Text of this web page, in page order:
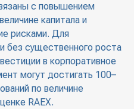
с повышением
капитала и
рисками. Для
без существенного роста
в корпоративное
могут достигать 100–
по величине
RAEX.